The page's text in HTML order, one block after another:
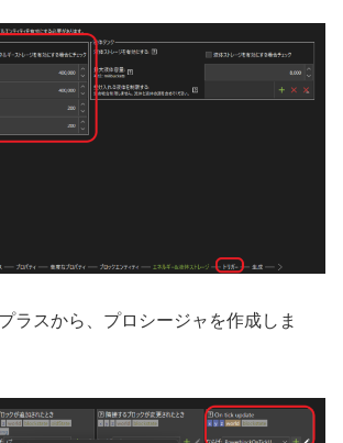
ラスから、プロシージャを作成しま